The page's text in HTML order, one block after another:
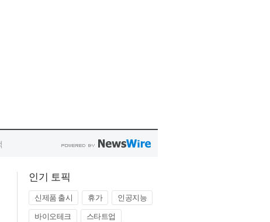
인기 토픽
신제품 출시 휴가
인공지능
바이오테크
스타트업